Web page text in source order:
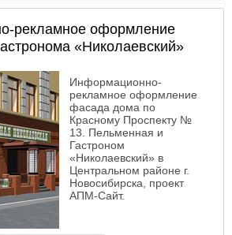
рекламное оформление
«Николаевский»
Информационно-
рекламное оформление
фасада дома по
Красному Проспекту №
13. Пельменная и
Гастроном
«Николаевский» в
Центральном районе г.
Новосибирска, проект
АПМ-Сайт.